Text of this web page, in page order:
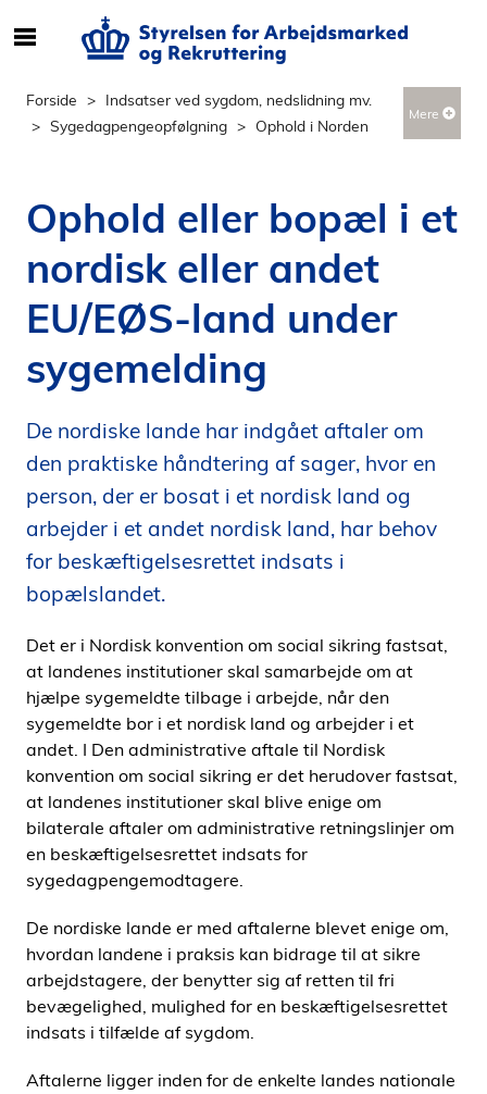
e
r
n
d
h
l
p
å
i
d
e
n
Forside
Indsatser ved sygdom, nedslidning mv.
Sygedagpengeopfølgning
Ophold i Norden
Mere
Ophold eller bopæl i et
nordisk eller andet
EU/EØS-land under
sygemelding
De nordiske lande har indgået aftaler om
den praktiske håndtering af sager, hvor en
person, der er bosat i et nordisk land og
arbejder i et andet nordisk land, har behov
for beskæftigelsesrettet indsats i
bopælslandet.
Det er i Nordisk konvention om social sikring fastsat,
at landenes institutioner skal samarbejde om at
hjælpe sygemeldte tilbage i arbejde, når den
sygemeldte bor i et nordisk land og arbejder i et
andet. I Den administrative aftale til Nordisk
konvention om social sikring er det herudover fastsat,
at landenes institutioner skal blive enige om
bilaterale aftaler om administrative retningslinjer om
en beskæftigelsesrettet indsats for
sygedagpengemodtagere.
De nordiske lande er med aftalerne blevet enige om,
hvordan landene i praksis kan bidrage til at sikre
arbejdstagere, der benytter sig af retten til fri
bevægelighed, mulighed for en beskæftigelsesrettet
indsats i tilfælde af sygdom.
Aftalerne ligger inden for de enkelte landes nationale